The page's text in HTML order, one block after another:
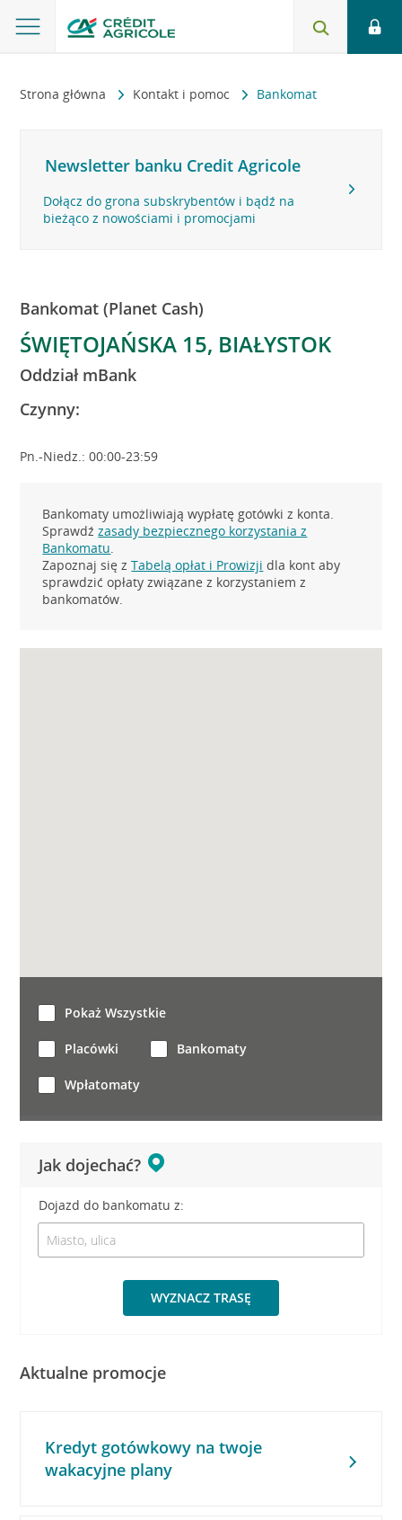
Strona główna Kontakt i pomoc Bankomat
Newsletter banku Credit Agricole
Dołącz do grona subskrybentów i bądź na
bieżąco z nowościami i promocjami
Bankomat (Planet Cash)
ŚWIĘTOJAŃSKA 15, BIAŁYSTOK
Oddział mBank
Czynny:
Pn.-Niedz.: 00:00-23:59
Bankomaty umożliwiają wypłatę gotówki z konta.
Sprawdźzasady bezpiecznego korzystania z
Bankomatu.
Zapoznaj się zTabelą opłat i Prowizji dla kont aby
sprawdzić opłaty związane z korzystaniem z
bankomatów.
Jak dojechać?
Dojazd do bankomatu z:
WYZNACZ TRASĘ
Pokaż Wszystkie
Placówki Bankomaty
Wpłatomaty
Aktualne promocje
Kredyt gotówkowy na twoje
wakacyjne plany